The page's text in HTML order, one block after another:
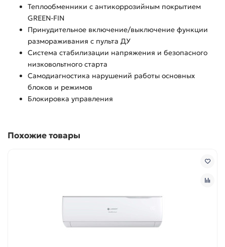
Теплообменники с антикоррозийным покрытием
GREEN-FIN
Принудительное включение/выключение функции
размораживания с пульта ДУ
Система стабилизации напряжения и безопасного
низковольтного старта
Самодиагностика нарушений работы основных
блоков и режимов
Блокировка управления
Похожие товары